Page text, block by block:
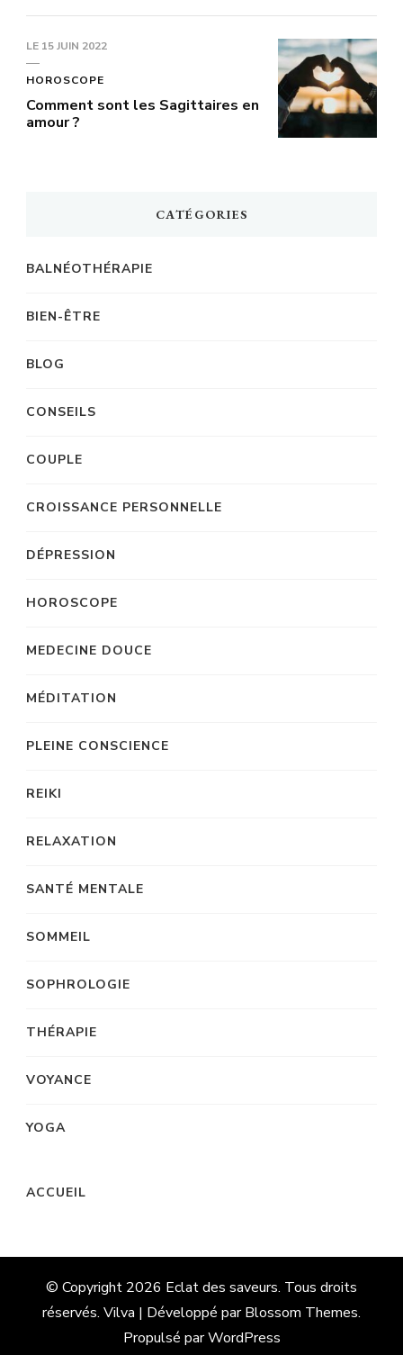
LE 15 JUIN 2022
HOROSCOPE
Comment sont les Sagittaires en
amour ?
CATÉGORIES
BALNÉOTHÉRAPIE
BIEN-ÊTRE
BLOG
CONSEILS
COUPLE
CROISSANCE PERSONNELLE
DÉPRESSION
HOROSCOPE
MEDECINE DOUCE
MÉDITATION
PLEINE CONSCIENCE
REIKI
RELAXATION
SANTÉ MENTALE
SOMMEIL
SOPHROLOGIE
THÉRAPIE
VOYANCE
YOGA
ACCUEIL
© Copyright 2026 Eclat des saveurs. Tous droits
réservés. Vilva | Développé parBlossom Themes.
Propulsé parWordPress